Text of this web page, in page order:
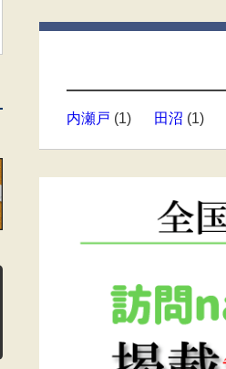
内瀬戸 (1) 田沼 (1)